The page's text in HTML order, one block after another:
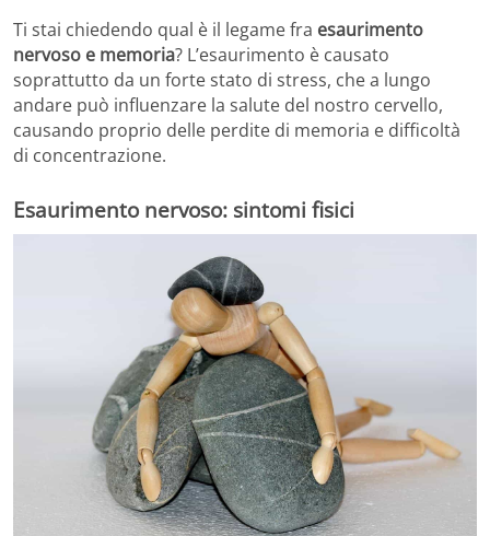
Ti stai chiedendo qual è il legame fra esaurimento
nervoso e memoria? L’esaurimento è causato
soprattutto da un forte stato di stress, che a lungo
andare può influenzare la salute del nostro cervello,
causando proprio delle perdite di memoria e difficoltà
di concentrazione.
Esaurimento nervoso: sintomi fisici